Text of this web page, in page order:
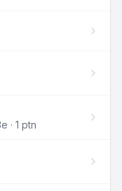
· 1 ptn